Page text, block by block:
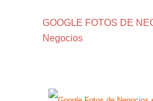
GOOGLE FOTOS DE
Negocios